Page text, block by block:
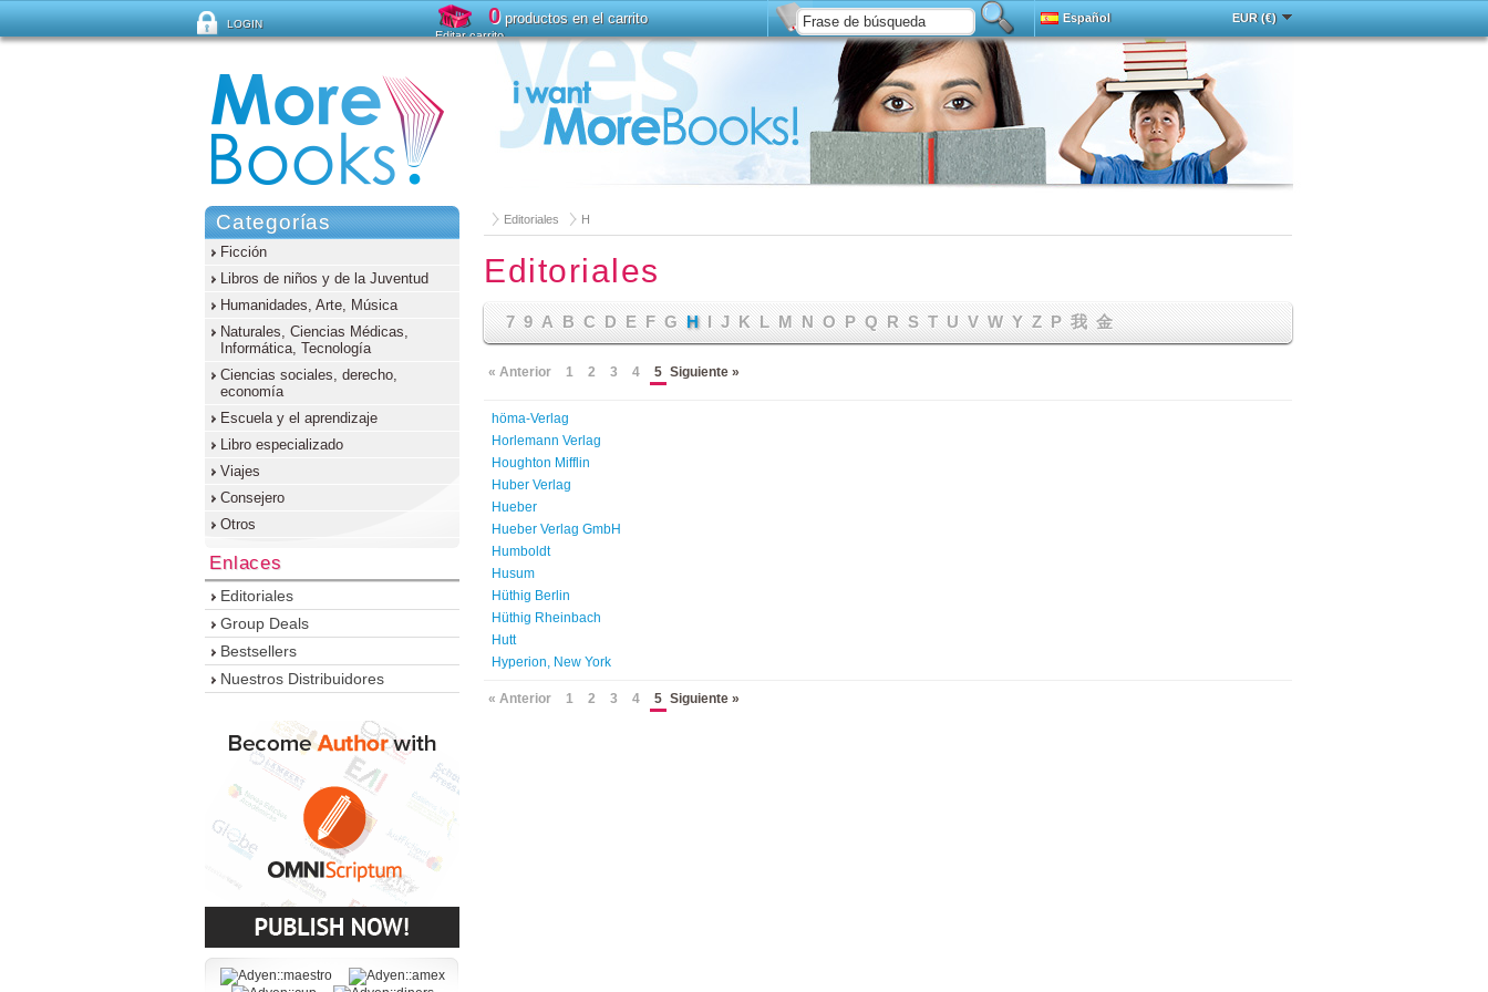
Editoriales H
Editoriales
7 9 A B C D E F G H I J K L M N O P Q R S T U V W Y Z Р 我 金
« Anterior 1 2 3 4 5 Siguiente »
höma-Verlag
Horlemann Verlag
Houghton Mifflin
Huber Verlag
Hueber
Hueber Verlag GmbH
Humboldt
Husum
Hüthig Berlin
Hüthig Rheinbach
Hutt
Hyperion, New York
« Anterior 1 2 3 4 5 Siguiente »
Categorías
Ficción
Libros de niños y de la Juventud
Humanidades, Arte, Música
Naturales, Ciencias Médicas,
Informática, Tecnología
Ciencias sociales, derecho,
economía
Escuela y el aprendizaje
Libro especializado
Viajes
Consejero
Otros
Enlaces
Editoriales
Group Deals
Bestsellers
Nuestros Distribuidores
LOGIN
¿Ha olvidado su contraseña ?
0productos en el carrito
Editar carrito
Instalar
Búsqueda avanzada
Español
Deutsch
English
Magyar
Italy
Português
Русский
Türkçe
EUR (€)